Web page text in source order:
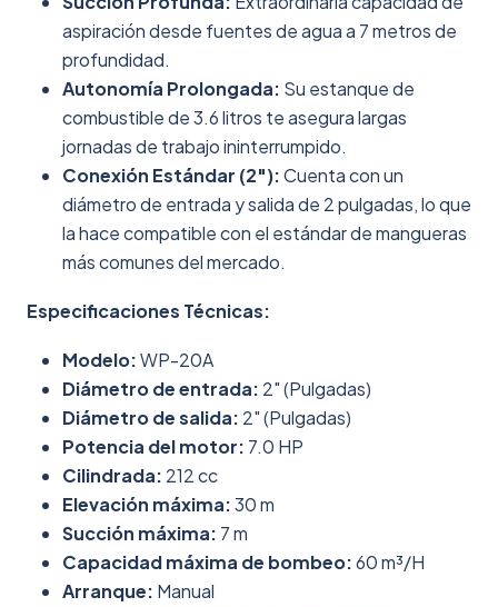
aspiración desde fuentes de agua a 7 metros de
profundidad.
Autonomía Prolongada: Su estanque de
combustible de 3.6 litros te asegura largas
jornadas de trabajo ininterrumpido.
Conexión Estándar (2"):Cuenta con un
diámetro de entrada y salida de 2 pulgadas, lo que
la hace compatible con el estándar de mangueras
más comunes del mercado.
Especificaciones Técnicas:
Modelo:WP-20A
Diámetro de entrada: 2" (Pulgadas)
Diámetro de salida: 2" (Pulgadas)
Potencia del motor: 7.0 HP
Cilindrada: 212 cc
Elevación máxima:30 m
Succión máxima: 7 m
Capacidad máxima de bombeo:60 m³/H
Arranque: Manual